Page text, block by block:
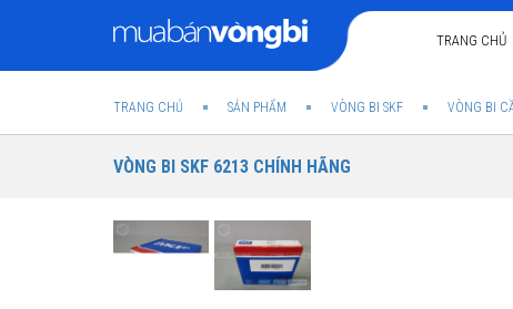
TRANG CHỦ
TRANG CHỦ SẢN PHẨM VÒNG BI SKF VÒNG BI
VÒNG BI SKF 6213 CHÍNH HÃNG